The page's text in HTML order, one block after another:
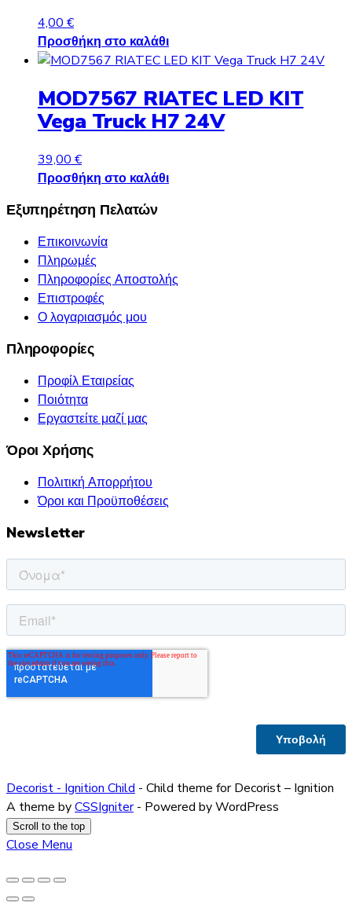
4,00€
Προσθήκη στο καλάθι
MOD7567 RIATEC LED KIT
Vega Truck H7 24V
39,00 €
Προσθήκη στο καλάθι
Εξυπηρέτηση Πελατών
Επικοινωνία
Πληρωμές
Πληροφορίες Αποστολής
Επιστροφές
Ο λογαριασμός μου
Πληροφορίες
Προφίλ Εταιρείας
Ποιότητα
Εργαστείτε μαζί μας
Όροι Χρήσης
Πολιτική Απορρήτου
Όροι και Προϋποθέσεις
Newsletter
Decorist - Ignition Child - Child theme for Decorist – Ignition
A theme byCSSIgniter- Powered by WordPress
Scroll to the top
Close Menu